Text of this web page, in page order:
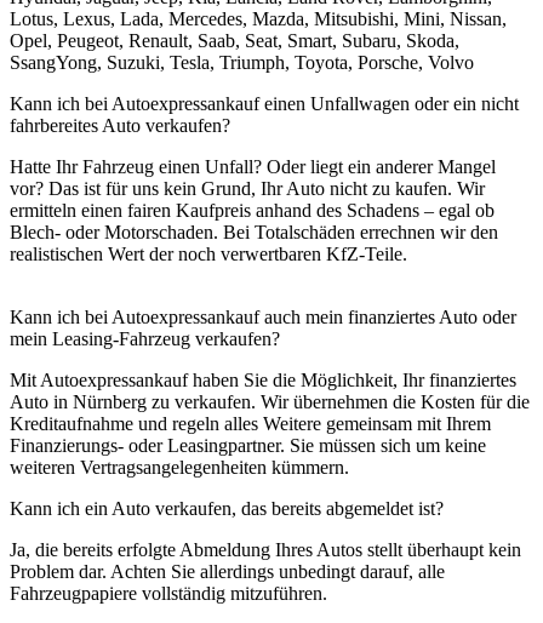
Lotus, Lexus, Lada, Mercedes, Mazda, Mitsubishi, Mini, Nissan,
Opel, Peugeot, Renault, Saab, Seat, Smart, Subaru, Skoda,
SsangYong, Suzuki, Tesla, Triumph, Toyota, Porsche, Volvo
Kann ich bei Autoexpressankauf einen Unfallwagen oder ein nicht
fahrbereites Auto verkaufen?
Hatte Ihr Fahrzeug einen Unfall? Oder liegt ein anderer Mangel
vor? Das ist für uns kein Grund, Ihr Auto nicht zu kaufen. Wir
ermitteln einen fairen Kaufpreis anhand des Schadens – egal ob
Blech- oder Motorschaden. Bei Totalschäden errechnen wir den
realistischen Wert der noch verwertbaren KfZ-Teile.
Kann ich bei Autoexpressankauf auch mein finanziertes Auto oder
mein Leasing-Fahrzeug verkaufen?
Mit Autoexpressankauf haben Sie die Möglichkeit, Ihr finanziertes
Auto in Nürnberg zu verkaufen. Wir übernehmen die Kosten für die
Kreditaufnahme und regeln alles Weitere gemeinsam mit Ihrem
Finanzierungs- oder Leasingpartner. Sie müssen sich um keine
weiteren Vertragsangelegenheiten kümmern.
Kann ich ein Auto verkaufen, das bereits abgemeldet ist?
Ja, die bereits erfolgte Abmeldung Ihres Autos stellt überhaupt kein
Problem dar. Achten Sie allerdings unbedingt darauf, alle
Fahrzeugpapiere vollständig mitzuführen.